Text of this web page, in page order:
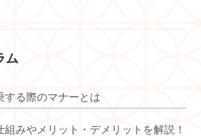
ム
する際のマナーとは
組みやメリット・デメリットを解説！